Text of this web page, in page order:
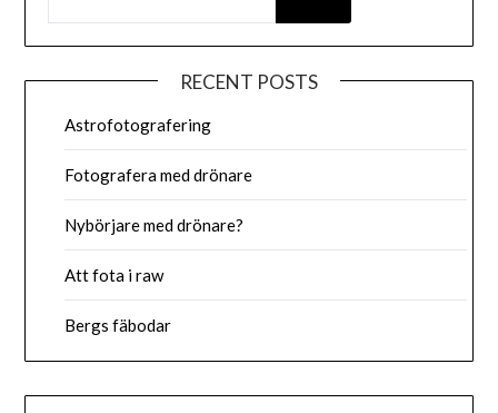
RECENT POSTS
Astrofotografering
Fotografera med drönare
Nybörjare med drönare?
Att fota i raw
Bergs fäbodar